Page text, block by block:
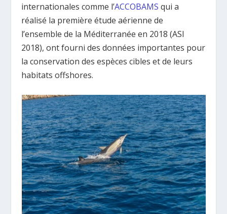
internationales comme l’ACCOBAMS qui a
réalisé la première étude aérienne de
l’ensemble de la Méditerranée en 2018 (ASI
2018), ont fourni des données importantes pour
la conservation des espèces cibles et de leurs
habitats offshores.